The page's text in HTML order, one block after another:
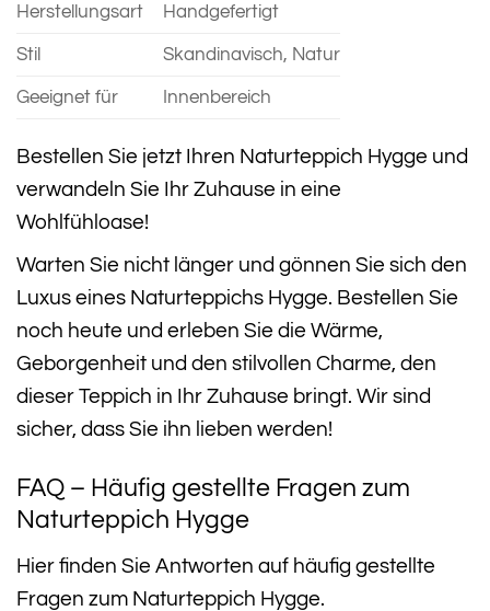
Herstellungsart Handgefertigt
Stil Skandinavisch, Natur
Geeignet für Innenbereich
Bestellen Sie jetzt Ihren Naturteppich Hygge und
verwandeln Sie Ihr Zuhause in eine
Wohlfühloase!
Warten Sie nicht länger und gönnen Sie sich den
Luxus eines Naturteppichs Hygge. Bestellen Sie
noch heute und erleben Sie die Wärme,
Geborgenheit und den stilvollen Charme, den
dieser Teppich in Ihr Zuhause bringt. Wir sind
sicher, dass Sie ihn lieben werden!
FAQ – Häufig gestellte Fragen zum
Naturteppich Hygge
Hier finden Sie Antworten auf häufig gestellte
Fragen zum Naturteppich Hygge.